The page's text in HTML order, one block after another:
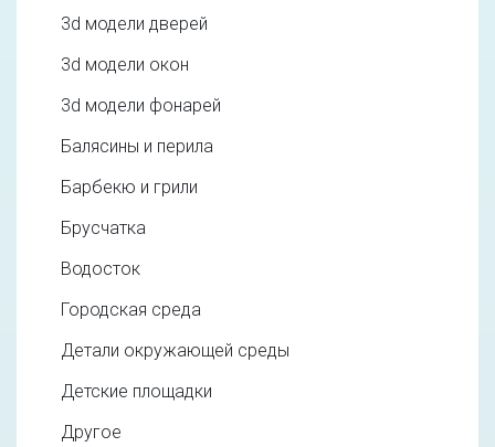
3d модели дверей
3d модели окон
3d модели фонарей
Балясины и перила
Барбекю и грили
Брусчатка
Водосток
Городская среда
Детали окружающей среды
Детские площадки
Другое